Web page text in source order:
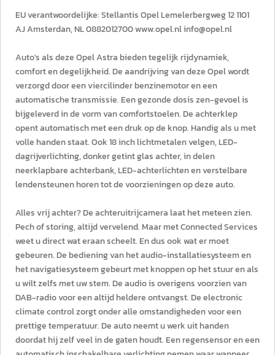
EU verantwoordelijke: Stellantis Opel Lemelerbergweg 12 1101
AJ Amsterdan, NL 0882012700 www.opel.nl info@opel.nl
Auto's als deze Opel Astra bieden tegelijk rijdynamiek,
comfort en degelijkheid. De aandrijving van deze Opel wordt
verzorgd door een viercilinder benzinemotor en een
automatische transmissie. Een gezonde dosis zen-gevoel is
bijgeleverd in de vorm van comfortstoelen. De achterklep
opent automatisch met een druk op de knop. Handig als u met
volle handen staat. Ook 18 inch lichtmetalen velgen, LED-
dagrijverlichting, donker getint glas achter, in delen
neerklapbare achterbank, LED-achterlichten en verstelbare
lendensteunen horen tot de voorzieningen op deze auto.
Alles vrij achter? De achteruitrijcamera laat het meteen zien.
Pech of storing, altijd vervelend. Maar met Connected Services
weet u direct wat eraan scheelt. En dus ook wat er moet
gebeuren. De bediening van het audio-installatiesysteem en
het navigatiesysteem gebeurt met knoppen op het stuur en als
u wilt zelfs met uw stem. De audio is overigens voorzien van
DAB-radio voor een altijd heldere ontvangst. De electronic
climate control zorgt onder alle omstandigheden voor een
prettige temperatuur. De auto neemt u werk uit handen
doordat hij zelf veel in de gaten houdt. Een regensensor en een